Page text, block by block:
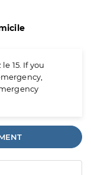
15. If you